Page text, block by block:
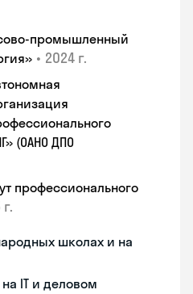
промышленный
• 2024 г.
(ОАНО ДПО
профессионального
школах и на
IT и деловом